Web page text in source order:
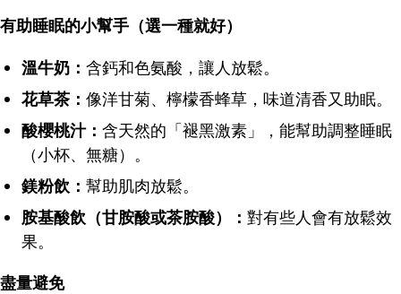
有助睡眠的小幫手（選一種就好）
溫牛奶： 含鈣和色氨酸，讓人放鬆。
花草茶： 像洋甘菊、檸檬香蜂草，味道清香又助眠。
酸櫻桃汁： 含天然的「褪黑激素」，能幫助調整睡眠
（小杯、無糖）。
鎂粉飲： 幫助肌肉放鬆。
胺基酸飲（甘胺酸或茶胺酸）： 對有些人會有放鬆效
果。
盡量避免